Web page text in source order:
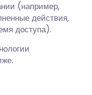
(например,
действия,
доступа).